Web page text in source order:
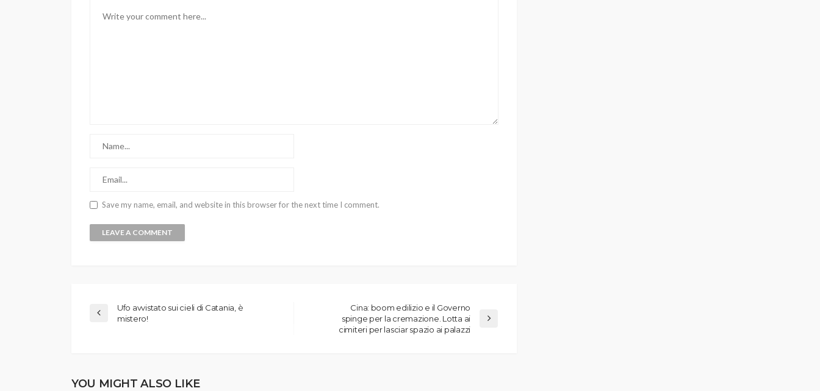
Save my name, email, and website in this browser for the next time I comment.
Ufo avvistato sui cieli di Catania, è
mistero!
Cina: boom edilizio e il Governo
spinge per la cremazione. Lotta ai
cimiteri per lasciar spazio ai palazzi
YOU MIGHT ALSO LIKE